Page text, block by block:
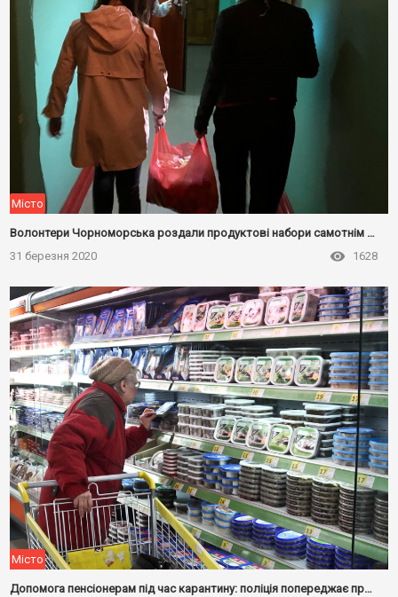
Місто
Волонтери Чорноморська роздали продуктові набори самотнім пенсіонерам
31 березня 2020
1628
Місто
Допомога пенсіонерам під час карантину: поліція попереджає про небезпеку